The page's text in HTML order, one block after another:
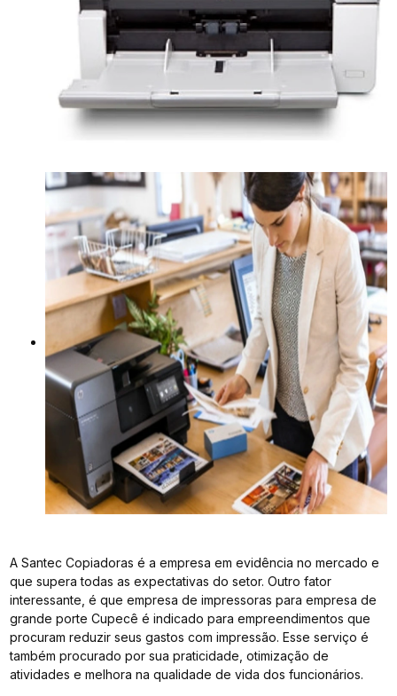
A Santec Copiadoras é a empresa em evidência no mercado e
que supera todas as expectativas do setor. Outro fator
interessante, é que empresa de impressoras para empresa de
grande porte Cupecê é indicado para empreendimentos que
procuram reduzir seus gastos com impressão. Esse serviço é
também procurado por sua praticidade, otimização de
atividades e melhora na qualidade de vida dos funcionários.